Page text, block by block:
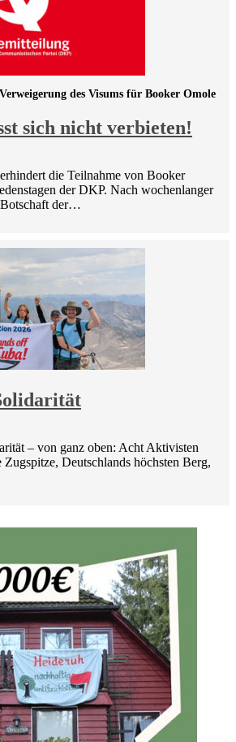
sich nicht verbieten!
des Visums für Booker Omole
die Teilnahme von Booker
der DKP. Nach wochenlanger
der…
– von ganz oben: Acht Aktivisten
Zugspitze, Deutschlands höchsten Berg,